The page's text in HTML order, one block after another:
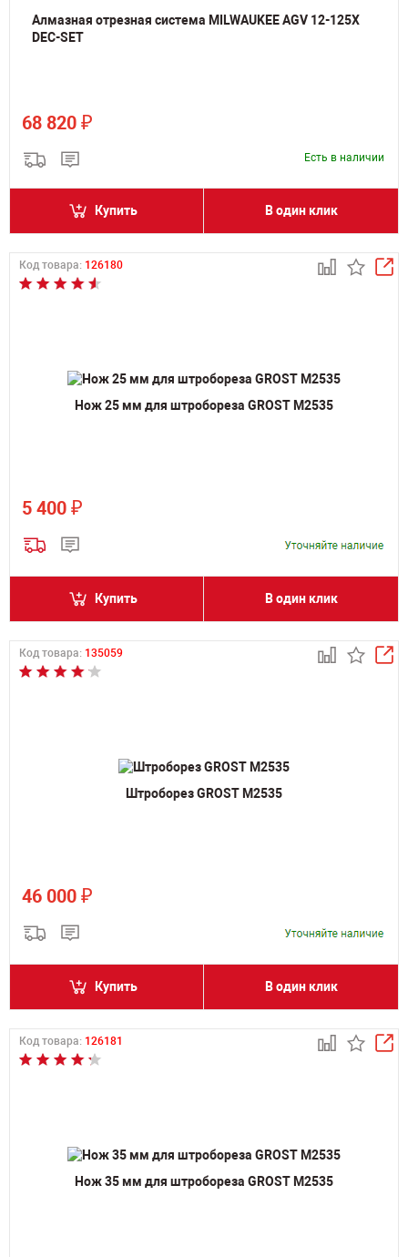
Алмазная отрезная система MILWAUKEE AGV 12-125X
DEC-SET
68 820 ₽
Есть в наличии
Купить В один клик
Код товара: 126180
Нож 25 мм для штробореза GROST M2535
5 400 ₽
Купить В один клик
Код товара: 135059
Штроборез GROST M2535
46 000 ₽
Купить В один клик
Код товара: 126181
Нож 35 мм для штробореза GROST M2535